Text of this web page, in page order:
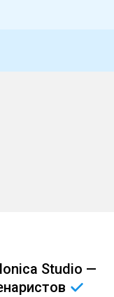
Studio —